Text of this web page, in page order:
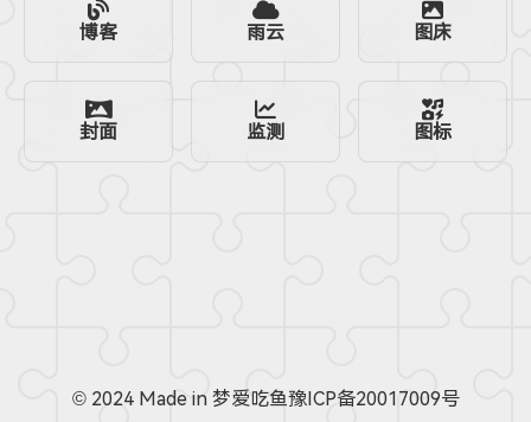
博客 雨云 图床
封面 监测 图标
© 2024 Made in 梦爱吃鱼豫ICP备20017009号